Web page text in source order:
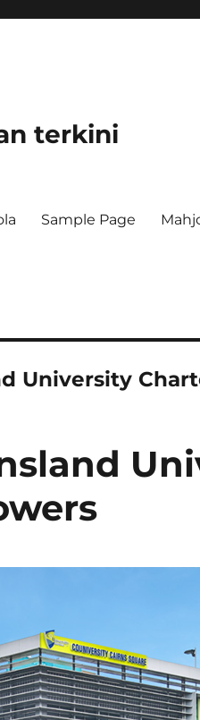
terkini
Sample Page
University